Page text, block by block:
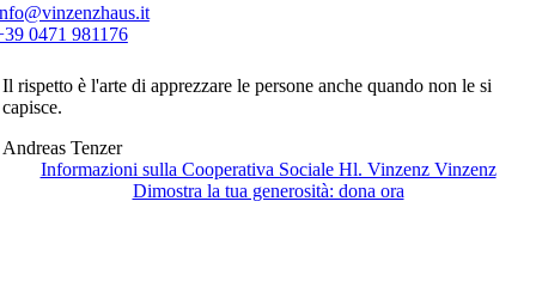
0471 981176
Il rispetto è l'arte di apprezzare le persone anche quando non le si
capisce.
Andreas Tenzer
Informazioni sulla Cooperativa Sociale Hl. Vinzenz Vinzenz
Dimostra la tua generosità: dona ora